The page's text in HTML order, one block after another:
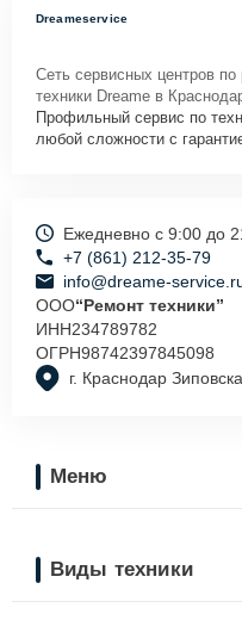
Dreameservice
Сеть сервисных центров по
техники Dreame в
Профильный сервис по
любой сложности с
г. Краснодар
Ежедневно с 9:00 до
+7 (861) 212-35-79
info@dreame-
ООО“Ремонт техники”
ИНН234789782
ОГРН98742397845098
Меню
Виды техники